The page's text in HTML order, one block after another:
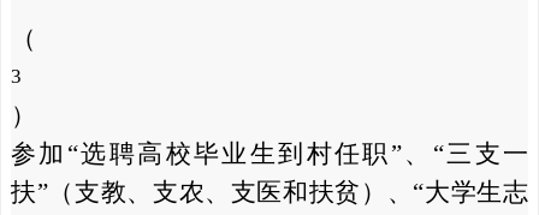
（
3
）
参加“选聘高校毕业生到村任职”、“三支一
扶”（支教、支农、支医和扶贫）、“大学生志